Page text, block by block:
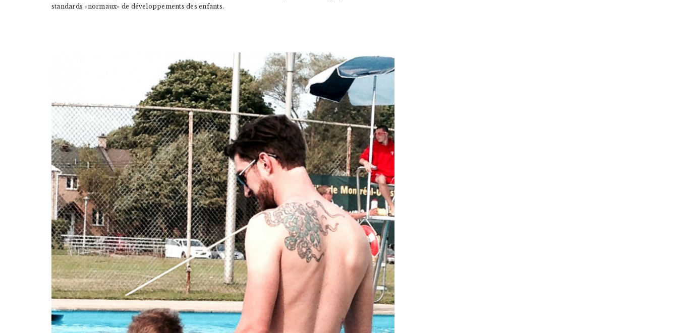
standards «normaux» de développements des enfants.